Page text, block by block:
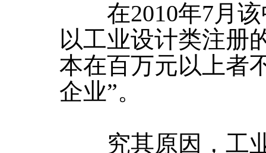
在2010年7月该
以工业设计类注册
本在百万元以上者
企业”。
究其原因，工业